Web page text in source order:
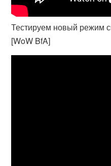
Тестируем новый режим
[WoW BfA]